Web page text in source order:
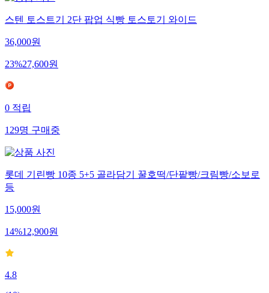
스텐 토스트기 2단 팝업 식빵 토스토기 와이드
36,000원
23%27,600원
0적립
129명구매중
롯데 기린빵 10종 5+5 골라담기 꿀호떡/단팥빵/크림빵/소보로
등
15,000원
14%12,900원
4.8